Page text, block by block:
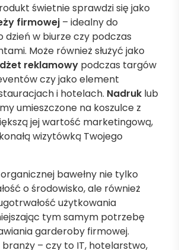
świetnie sprawdzi się jako
firmowej – idealny do
dzień w biurze czy podczas
Może również służyć jako
reklamowy podczas targów
czy jako element
i hotelach. Nadruk lub
umieszczone na koszulce z
jej wartość marketingową,
wizytówką Twojego
bawełny nie tylko
o środowisko, ale również
użytkowania
tym samym potrzebę
garderoby firmowej.
branży – czy to IT, hotelarstwo,